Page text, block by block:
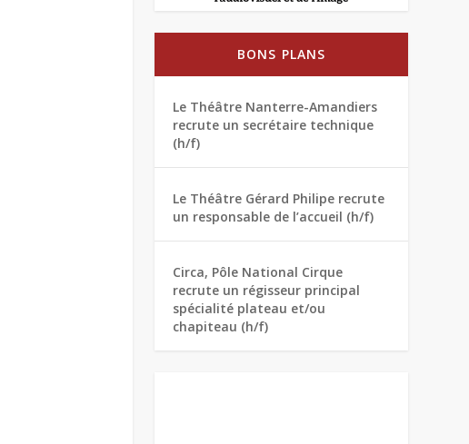
BONS PLANS
Le Théâtre Nanterre-Amandiers
recrute un secrétaire technique
(h/f)
Le Théâtre Gérard Philipe recrute
un responsable de l’accueil (h/f)
Circa, Pôle National Cirque
recrute un régisseur principal
spécialité plateau et/ou
chapiteau (h/f)